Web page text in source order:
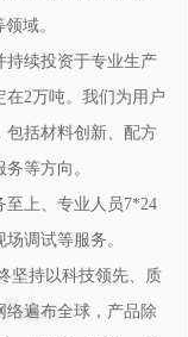
域。
持续投资于专业生产
2万吨。我们为用户
包括材料创新、配方
等方向。
至上、专业人员7*24
调试等服务。
坚持以科技领先、质
络遍布全球，产品除